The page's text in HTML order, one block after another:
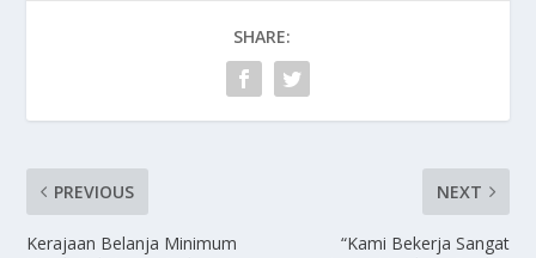
SHARE:
PREVIOUS
Kerajaan Belanja Minimum
NEXT
“Kami Bekerja Sangat